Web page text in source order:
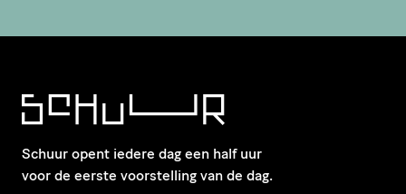
Schuur opent iedere dag een half uur
voor de eerste voorstelling van de dag.